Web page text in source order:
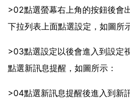
>02點選螢幕右上角的按鈕後會
下拉列表上面點選設定，如圖所
>03點選設定以後會進入到設定
點選新訊息提醒，如圖所示：
>04點選新訊息提醒後進入到新